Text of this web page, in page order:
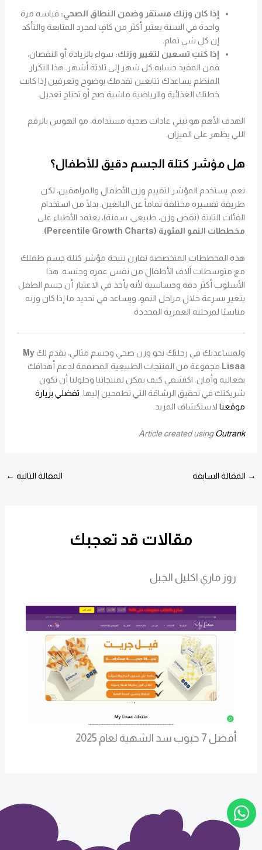
إذا كان وزنك مستقر وضمن النطاق الصحي: قياسه مرة
واحدة في السنة يعتبر أكثر من كافٍ لمجرد المتابعة والتأكد
إن كل شي تمام.
إذا كنتِ تسعين لتغيير وزنك: سواء بالزيادة أو النقصان،
فمن المفيد حسابه كل شهر إلى ثلاثة أشهر. هذا التكرار
المنظم يساعدك تتابعين تقدمك بوضوح وتعرفين إذا كانت
خطتك الغذائية والرياضية ماشية صح أو تحتاج تعديل.
الهدف الأهم هو تبني عادات صحية مستدامة، مو الهوس بالرقم
اللي يظهر على الميزان.
هل مؤشر كتلة الجسم دقيق للأطفال؟
نعم، يستخدم المؤشر لتقييم وزن الأطفال والمراهقين، لكن
طريقة تفسيره مختلفة تماماً عن البالغين. بدلًا من استخدام
الفئات الثابتة (نقص وزن، طبيعي، سمنة)، يعتمد الأطباء على
مخططات النمو المئوية (Percentile Growth Charts)
هذه المخططات المتخصصة تقارن نتيجة مؤشر كتلة جسم طفلك
مع متوسطات آلاف الأطفال من نفس عمره وجنسه. هذا
الأسلوب أكثر دقة وحساسية لأنه يأخذ في الاعتبار أن جسم الطفل
يتغير بسرعة خلال مراحل النمو، ويساعد في تحديد ما إذا كان وزنه
مناسبًا لمرحلته العمرية المحددة.
ولمساعدتك في رحلتك نحو وزن صحي وجسم مثالي، يقدم لكِMy
Lisaa مجموعة من المنتجات الطبيعية المصممة لدعم أهدافك
بفعالية وأمان. اكتشفي كيف يمكن لمنتجاتنا وحلولنا أن تكون
شريكتك في تحقيق الرشاقة التي تطمحين إليها. تفضلي بزيارة
موقعنا لاستكشاف المزيد.
Article created usingOutrank
→ المقالة السابقة المقالة التالية ←
مقالات قد تعجبك
روز ماري اكليل الجبل
أفضل 7 حبوب سد الشهية لعام 2025